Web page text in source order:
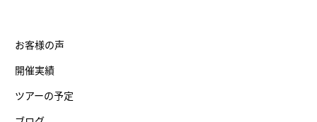
お客様の声
開催実績
ツアーの予定